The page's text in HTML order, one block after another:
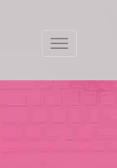
Toggle